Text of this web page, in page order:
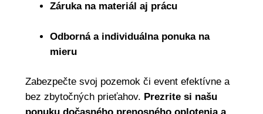
Záruka na materiál aj prácu
Odborná a individuálna ponuka na
mieru
Zabezpečte svoj pozemok či event efektívne a
bez zbytočných prieťahov. Prezrite si našu